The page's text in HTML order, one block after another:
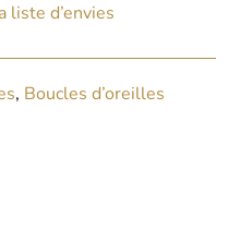
liste d’envies
, Boucles d’oreilles